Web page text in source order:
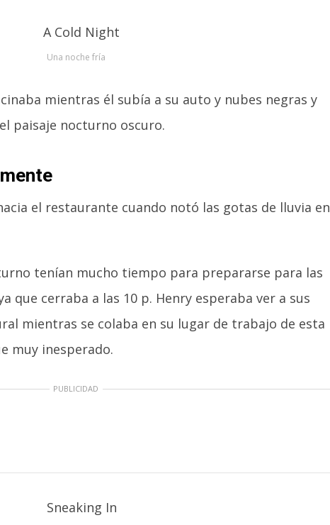
Una noche fría
mientras él subía a su auto y nubes negras y
paisaje nocturno oscuro.
el restaurante cuando notó las gotas de lluvia en
tenían mucho tiempo para prepararse para las
que cerraba a las 10 p. Henry esperaba ver a sus
mientras se colaba en su lugar de trabajo de esta
muy inesperado.
PUBLICIDAD